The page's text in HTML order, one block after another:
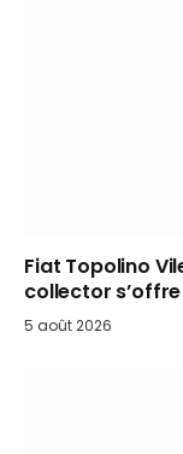
Fiat Topolino
collector
5 août 2026